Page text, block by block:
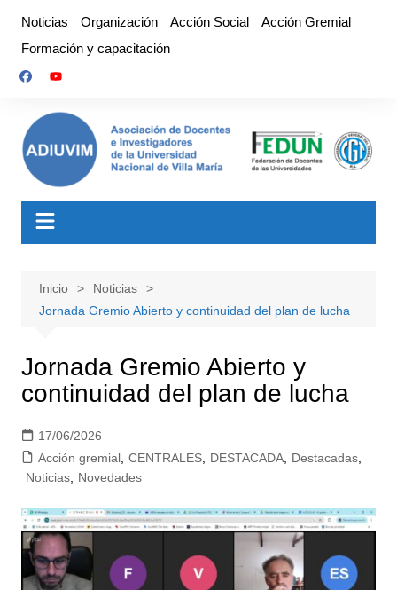
contenido
Noticias Organización Acción Social
Acción Gremial
Formación y capacitación
Inicio
Noticias
Jornada Gremio Abierto y continuidad del plan de lucha
Jornada Gremio Abierto y
continuidad del plan de lucha
17/06/2026
Acción gremial, CENTRALES, DESTACADA, Destacadas,
Noticias, Novedades